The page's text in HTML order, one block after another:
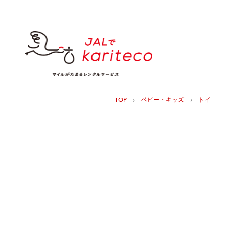
TOP › ベビー・キッズ › トイ